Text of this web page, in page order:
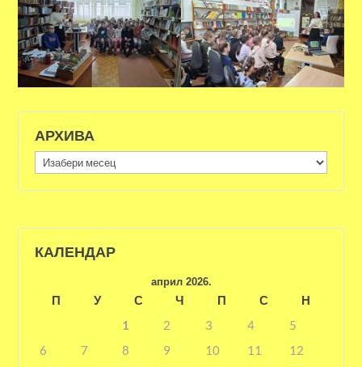
АРХИВА
Архива
КАЛЕНДАР
април 2026.
П У С Ч П С
Н
1
2 3 4
5
6
7 8 9 10 11
12